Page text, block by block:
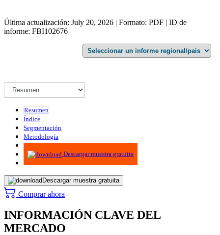
Última actualización: July 20, 2026 | Formato: PDF | ID de
informe: FBI102676
Resumen
Índice
Segmentación
Metodología
Infografías
Descargar muestra gratuita
Descargar muestra gratuita
Comprar ahora
INFORMACIÓN CLAVE DEL
MERCADO